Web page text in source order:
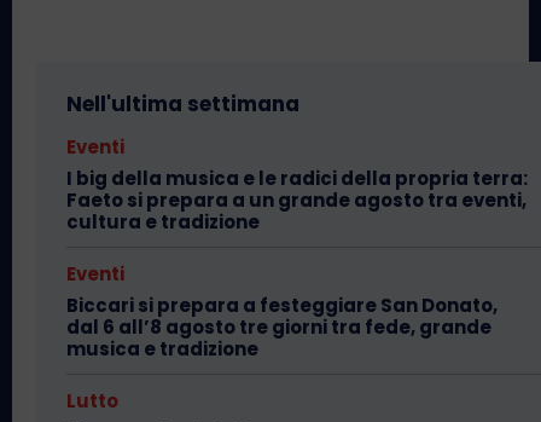
Nell'ultima settimana
Eventi
I big della musica e le radici della propria terra:
Faeto si prepara a un grande agosto tra eventi,
cultura e tradizione
Eventi
Biccari si prepara a festeggiare San Donato,
dal 6 all’8 agosto tre giorni tra fede, grande
musica e tradizione
Lutto